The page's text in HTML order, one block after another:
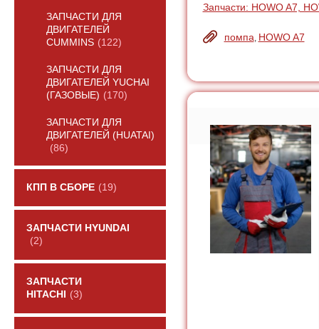
ЗАПЧАСТИ ДЛЯ
ДВИГАТЕЛЕЙ
CUMMINS (122)
ЗАПЧАСТИ ДЛЯ
ДВИГАТЕЛЕЙ YUCHAI
(ГАЗОВЫЕ) (170)
ЗАПЧАСТИ ДЛЯ
ДВИГАТЕЛЕЙ (HUATAI)
(86)
КПП В СБОРЕ (19)
ЗАПЧАСТИ HYUNDAI
(2)
ЗАПЧАСТИ
HITACHI
(3)
Запчасти: HOWO A7,
помпа HOWO A7